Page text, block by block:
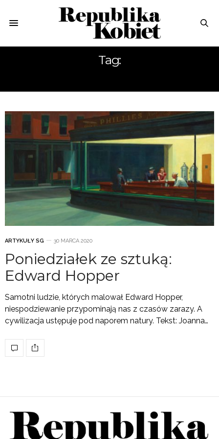
Tag:
ARTYKUŁY SG 30 MARCA 2020
Poniedziałek ze sztuką:
Edward Hopper
Samotni ludzie, których malował Edward Hopper,
niespodziewanie przypominają nas z czasów zarazy. A
cywilizacja ustępuje pod naporem natury. Tekst: Joanna…